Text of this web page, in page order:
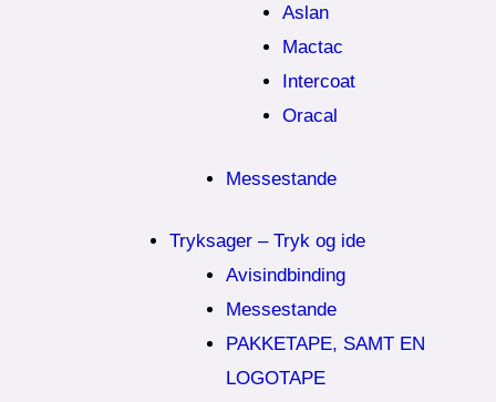
Aslan
Mactac
Intercoat
Oracal
Messestande
Tryksager – Tryk og ide
Avisindbinding
Messestande
PAKKETAPE, SAMT EN
LOGOTAPE